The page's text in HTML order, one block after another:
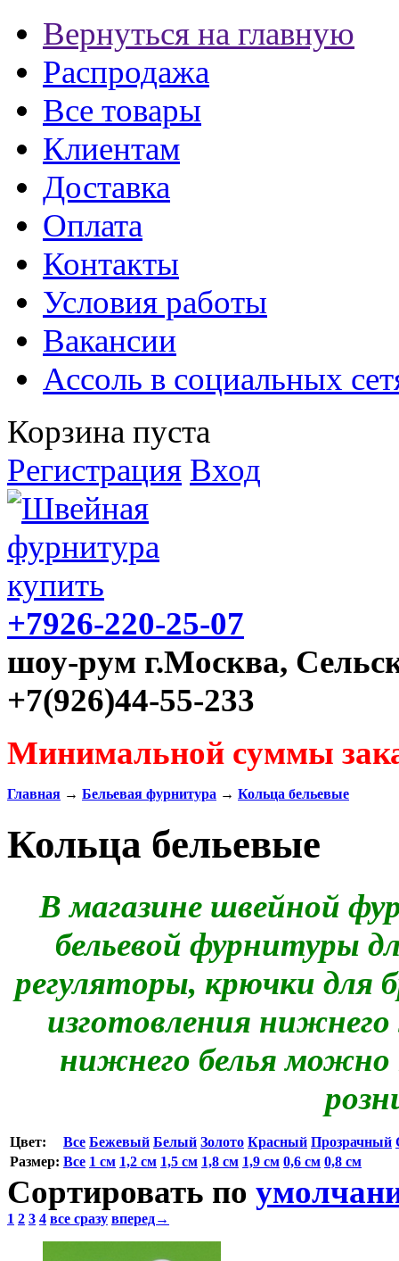
Вернуться на главную
Распродажа
Все товары
Клиентам
Доставка
Оплата
Контакты
Условия работы
Вакансии
Ассоль в социальных
Корзина пуста
Регистрация Вход
+7926-220-25-07
шоу-рум г.Москва,
+7(926)44-55-233
Минимальной суммы
Главная → Бельевая фурнитура → Кольца бельевые
Кольца бельевые
В магазине швейной
бельевой фурнитуры
регуляторы, крючки для
изготовления
нижнего белья
Цвет: Все Бежевый Белый Золото Красный Прозрачный
Размер: Все 1 см 1,2 см 1,5 см 1,8 см 1,9 см 0,6 см 0,8 см
Сортировать по
1 2 3 4 все сразу вперед→